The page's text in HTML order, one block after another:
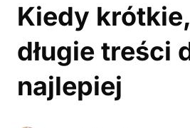
Kiedy
długie treści
najlepiej